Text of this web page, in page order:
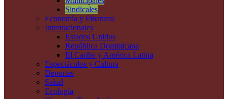
Sindicales
Economía y Finanzas
Internacionales
Estados Unidos
República Dominicana
El Caribe y América Latina
Espectáculos y Cultura
Deportes
Salud
Ecología